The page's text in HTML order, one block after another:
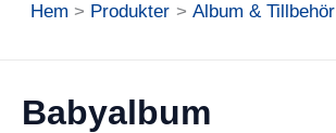
Hem Produkter Album & Tillbehör
Babyalbum